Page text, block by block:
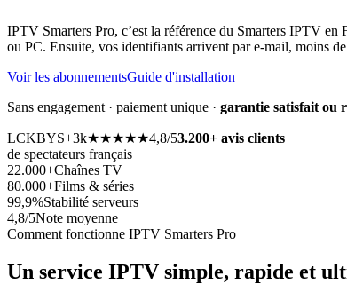
IPTV Smarters Pro, c’est la référence du Smarters IPTV
ou PC. Ensuite, vos identifiants arrivent par e-mail, moins
Voir les abonnementsGuide d'installation
Sans engagement · paiement unique · garantie satisfait ou
LCKBYS+3k★★★★★4,8/53.200+ avis clients
de spectateurs français
22.000+Chaînes TV
80.000+Films & séries
99,9%Stabilité serveurs
4,8/5Note moyenne
Comment fonctionne IPTV Smarters Pro
Un service IPTV simple, rapide et